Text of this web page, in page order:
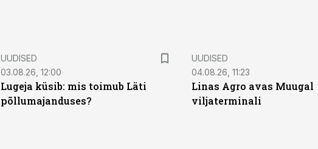
UUDISED
03.08.26, 12:00
Lugeja küsib: mis toimub Läti
põllumajanduses?
UUDISED
04.08.26, 11:23
Linas Agro avas Muugal
viljaterminali